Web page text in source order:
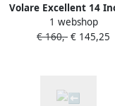
Volare Excellent 14
cm Meisjes
Zwart
1 webshop
€ 160,- € 145,25